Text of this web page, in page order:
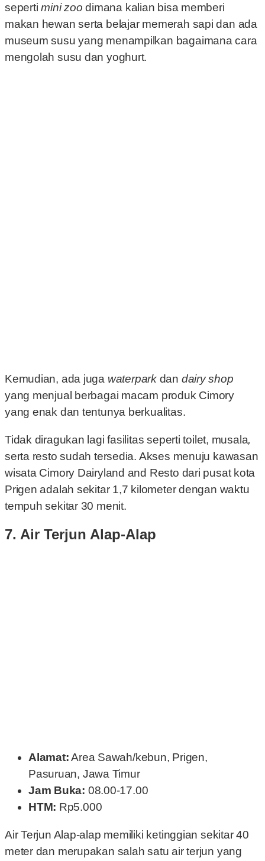
sepertimini zoodimana kalian bisa memberi
makan hewan serta belajar memerah sapi dan ada
museum susu yang menampilkan bagaimana cara
mengolah susu dan yoghurt.
Kemudian, ada juga waterpark dan dairy shop
yang menjual berbagai macam produk Cimory
yang enak dan tentunya berkualitas.
Tidak diragukan lagi fasilitas seperti toilet, musala,
serta resto sudah tersedia. Akses menuju kawasan
wisata Cimory Dairyland and Resto dari pusat kota
Prigen adalah sekitar 1,7 kilometer dengan waktu
tempuh sekitar 30 menit.
7. Air Terjun Alap-Alap
Alamat:Area Sawah/kebun, Prigen,
Pasuruan, Jawa Timur
Jam Buka: 08.00-17.00
HTM: Rp5.000
Air Terjun Alap-alap memiliki ketinggian sekitar 40
meter dan merupakan salah satu air terjun yang